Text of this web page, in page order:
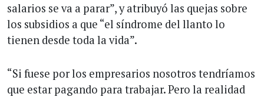
salarios se va a parar”, y atribuyó las quejas sobre
los subsidios a que “el síndrome del llanto lo
tienen desde toda la vida”.
“Si fuese por los empresarios nosotros tendríamos
que estar pagando para trabajar. Pero la realidad